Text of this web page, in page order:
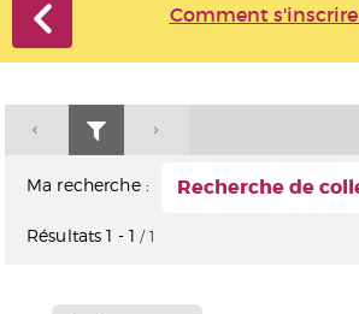
Comment s'inscrire
Ma recherche : Recherche de
Résultats1 - 1 / 1